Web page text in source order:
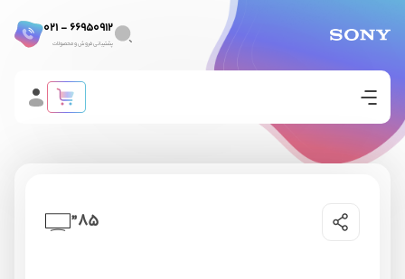
66950912 - 021
پشتیبانی فروش و محصولات
85”